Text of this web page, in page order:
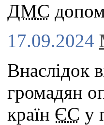
ДМС
17.09.2024
Внаслідок
громадян
країн ЄС у